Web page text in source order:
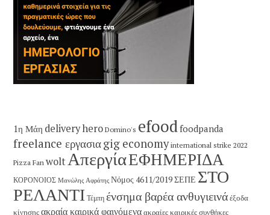
1η Μάη delivery hero Domino's efoodfoodpanda
freelance εργασιαgig economy international strike 2022
Pizza Fan woltΑπεργίαΕΦΗΜΕΡΙΔΑ
ΚΟΡΟΝΟΙΟΣ Μανώλης Αφράτης Νόμος 4611/2019ΣΕΠΕ ΣΤΟ
ΡΕΛΑΝΤΙ Τέμπη ένσημα βαρέα ανθυγιεινάέξοδα
κίνησηςακραία καιρικά φαινόμεναακραίες καιρικές συνθήκες